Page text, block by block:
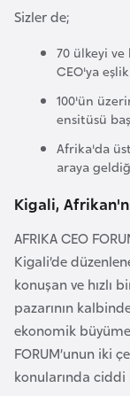
Sizler de;
70 ülkeyi
CEO'ya
100'ün
ensitüsü
Afrika'da
araya
Kigali,
AFRIKA CEO
Kigali’de
konuşan ve hızlı
pazarının
ekonomik
FORUM’unun iki
konularında
a
n
B
a
h
r
e